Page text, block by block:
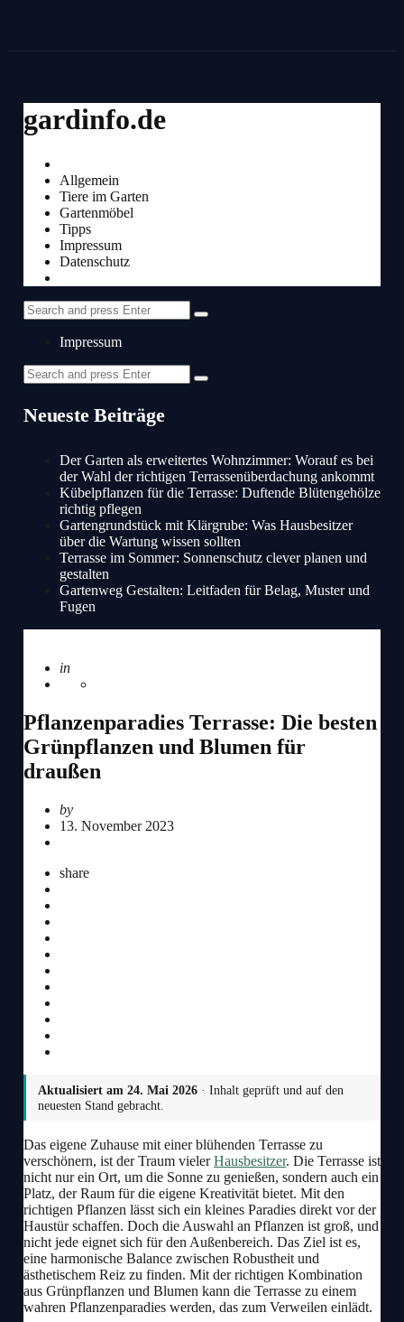
Menu
gardinfo.de
Search
Allgemein
Tiere im Garten
Gartenmöbel
Tipps
Impressum
Datenschutz
Search
for:
Search
Impressum
Search
for:
Search
Neueste Beiträge
Der Garten als erweitertes Wohnzimmer: Worauf es bei
der Wahl der richtigen Terrassenüberdachung ankommt
Kübelpflanzen für die Terrasse: Duftende Blütengehölze
richtig pflegen
Gartengrundstück mit Klärgrube: Was Hausbesitzer
über die Wartung wissen sollten
Terrasse im Sommer: Sonnenschutz clever planen und
gestalten
Gartenweg Gestalten: Leitfaden für Belag, Muster und
Fugen
Posted
in
Pflanzenparadies Terrasse: Die besten
Grünpflanzen und Blumen für
draußen
Posted
by
by
13. November 2023
share
Aktualisiert am 24. Mai 2026· Inhalt geprüft und auf den
neuesten Stand gebracht.
Das eigene Zuhause mit einer blühenden Terrasse zu
verschönern, ist der Traum vielerHausbesitzer. Die Terrasse ist
nicht nur ein Ort, um die Sonne zu genießen, sondern auch ein
Platz, der Raum für die eigene Kreativität bietet. Mit den
richtigen Pflanzen lässt sich ein kleines Paradies direkt vor der
Haustür schaffen. Doch die Auswahl an Pflanzen ist groß, und
nicht jede eignet sich für den Außenbereich. Das Ziel ist es,
eine harmonische Balance zwischen Robustheit und
ästhetischem Reiz zu finden. Mit der richtigen Kombination
aus Grünpflanzen und Blumen kann die Terrasse zu einem
wahren Pflanzenparadies werden, das zum Verweilen einlädt.